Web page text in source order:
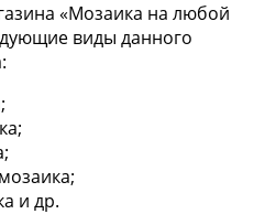
«Мозаика на любой
виды данного
и др.